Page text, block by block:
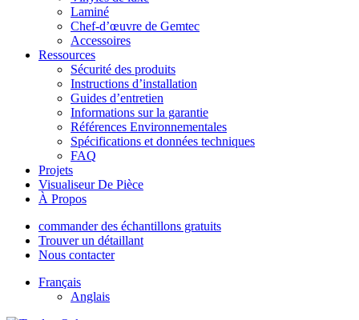
Laminé
Chef-d’œuvre de Gemtec
Accessoires
Ressources
Sécurité des produits
Instructions d’installation
Guides d’entretien
Informations sur la garantie
Références Environnementales
Spécifications et données techniques
FAQ
Projets
Visualiseur De Pièce
À Propos
commander des échantillons gratuits
Trouver un détaillant
Nous contacter
Français
Anglais